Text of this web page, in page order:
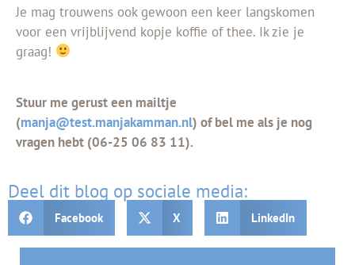
Je mag trouwens ook gewoon een keer langskomen
voor een vrijblijvend kopje koffie of thee. Ik zie je
graag!
Stuur me gerust een mailtje
(manja@test.manjakamman.nl) of bel me als je nog
vragen hebt (06-25 06 83 11).
Deel dit blog op sociale media:
Facebook X LinkedIn